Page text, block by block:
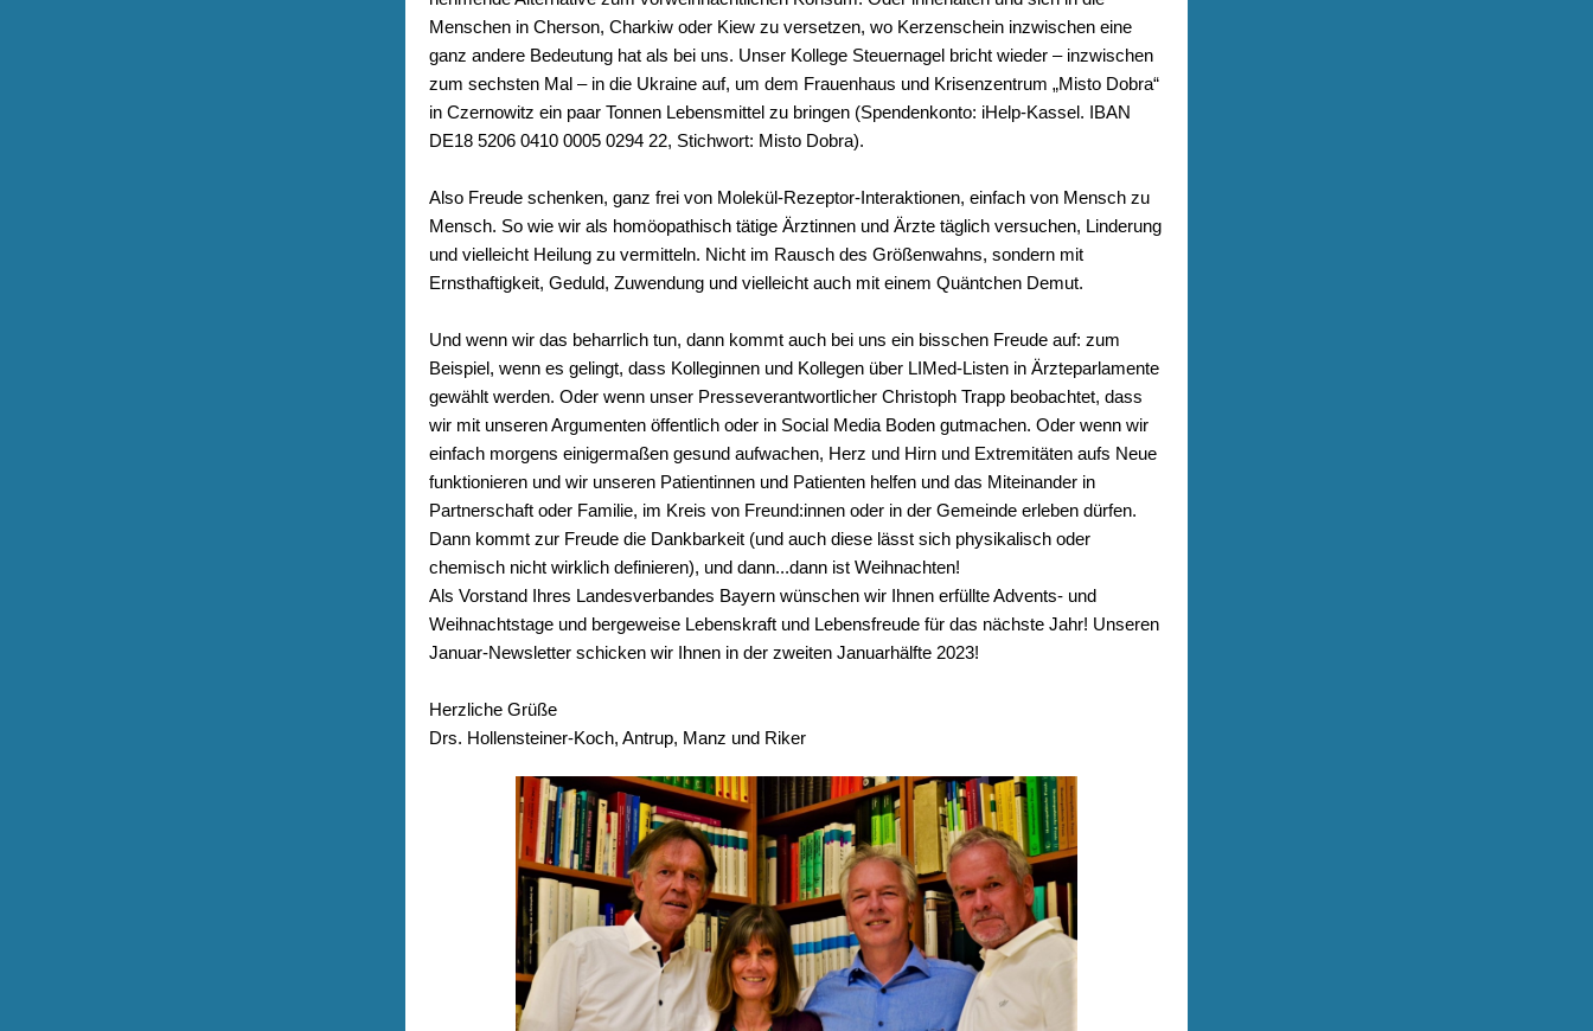
Menschen in Cherson, Charkiw oder Kiew zu versetzen, wo Kerzenschein inzwischen eine
ganz andere Bedeutung hat als bei uns. Unser Kollege Steuernagel bricht wieder – inzwischen
zum sechsten Mal – in die Ukraine auf, um dem Frauenhaus und Krisenzentrum „Misto Dobra“
in Czernowitz ein paar Tonnen Lebensmittel zu bringen (Spendenkonto: iHelp-Kassel. IBAN
DE18 5206 0410 0005 0294 22, Stichwort: Misto Dobra).
Also Freude schenken, ganz frei von Molekül-Rezeptor-Interaktionen, einfach von Mensch zu
Mensch. So wie wir als homöopathisch tätige Ärztinnen und Ärzte täglich versuchen, Linderung
und vielleicht Heilung zu vermitteln. Nicht im Rausch des Größenwahns, sondern mit
Ernsthaftigkeit, Geduld, Zuwendung und vielleicht auch mit einem Quäntchen Demut.
Und wenn wir das beharrlich tun, dann kommt auch bei uns ein bisschen Freude auf: zum
Beispiel, wenn es gelingt, dass Kolleginnen und Kollegen über LIMed-Listen in Ärzteparlamente
gewählt werden. Oder wenn unser Presseverantwortlicher Christoph Trapp beobachtet, dass
wir mit unseren Argumenten öffentlich oder in Social Media Boden gutmachen. Oder wenn wir
einfach morgens einigermaßen gesund aufwachen, Herz und Hirn und Extremitäten aufs Neue
funktionieren und wir unseren Patientinnen und Patienten helfen und das Miteinander in
Partnerschaft oder Familie, im Kreis von Freund:innen oder in der Gemeinde erleben dürfen.
Dann kommt zur Freude die Dankbarkeit (und auch diese lässt sich physikalisch oder
chemisch nicht wirklich definieren), und dann...dann ist Weihnachten!
Als Vorstand Ihres Landesverbandes Bayern wünschen wir Ihnen erfüllte Advents- und
Weihnachtstage und bergeweise Lebenskraft und Lebensfreude für das nächste Jahr! Unseren
Januar-Newsletter schicken wir Ihnen in der zweiten Januarhälfte 2023!
Herzliche Grüße
Drs. Hollensteiner-Koch, Antrup, Manz und Riker